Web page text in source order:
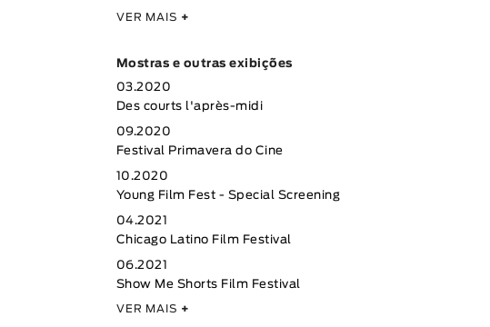
VER MAIS +
Mostras e outras exibições
03.2020
Des courts l'après-midi
09.2020
Festival Primavera do Cine
10.2020
Young Film Fest - Special Screening
04.2021
Chicago Latino Film Festival
06.2021
Show Me Shorts Film Festival
VER MAIS +